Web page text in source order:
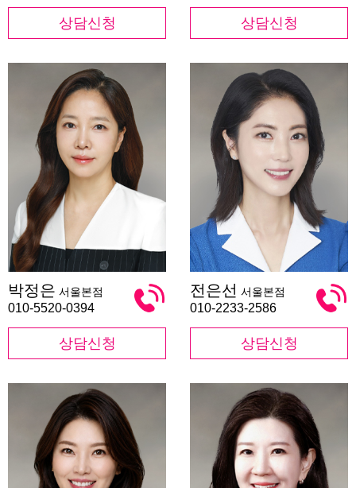
상담신청 상담신청
정
은
박정은 서울본점
010-5520-0394
상담신청
은
선
전은선 서울본점
010-2233-2586
상담신청